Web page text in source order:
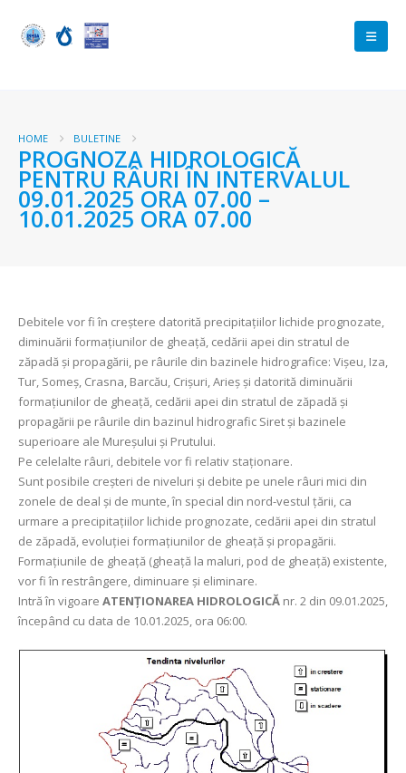
HOME BULETINE
PROGNOZA HIDROLOGICĂ
PENTRU RÂURI ÎN INTERVALUL
09.01.2025 ORA 07.00 –
10.01.2025 ORA 07.00
Debitele vor fi în creştere datorită precipitațiilor lichide prognozate,
diminuării formațiunilor de gheață, cedării apei din stratul de
zăpadă şi propagării, pe râurile din bazinele hidrografice: Vişeu, Iza,
Tur, Someş, Crasna, Barcău, Crişuri, Arieş şi datorită diminuării
formațiunilor de gheață, cedării apei din stratul de zăpadă şi
propagării pe râurile din bazinul hidrografic Siret şi bazinele
superioare ale Mureşului şi Prutului.
Pe celelalte râuri, debitele vor fi relativ staționare.
Sunt posibile creșteri de niveluri și debite pe unele râuri mici din
zonele de deal și de munte, în special din nord-vestul țării, ca
urmare a precipitațiilor lichide prognozate, cedării apei din stratul
de zăpadă, evoluției formațiunilor de gheață și propagării.
Formațiunile de gheață (gheață la maluri, pod de gheață) existente,
vor fi în restrângere, diminuare şi eliminare.
Intră în vigoare ATENȚIONAREA HIDROLOGICĂ nr. 2 din 09.01.2025,
începând cu data de 10.01.2025, ora 06:00.